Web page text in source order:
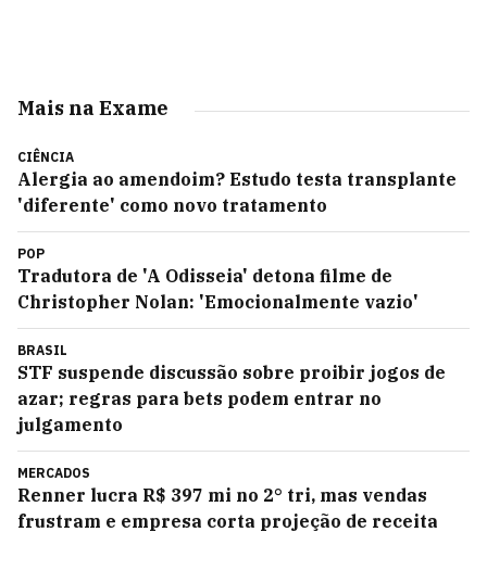
Mais na Exame
CIÊNCIA
Alergia ao amendoim? Estudo testa transplante
'diferente' como novo tratamento
POP
Tradutora de 'A Odisseia' detona filme de
Christopher Nolan: 'Emocionalmente vazio'
BRASIL
STF suspende discussão sobre proibir jogos de
azar; regras para bets podem entrar no
julgamento
MERCADOS
Renner lucra R$ 397 mi no 2° tri, mas vendas
frustram e empresa corta projeção de receita